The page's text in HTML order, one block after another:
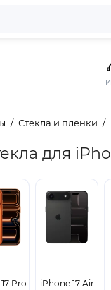
Стекла и пленки
для
Pro iPhone 17 Air